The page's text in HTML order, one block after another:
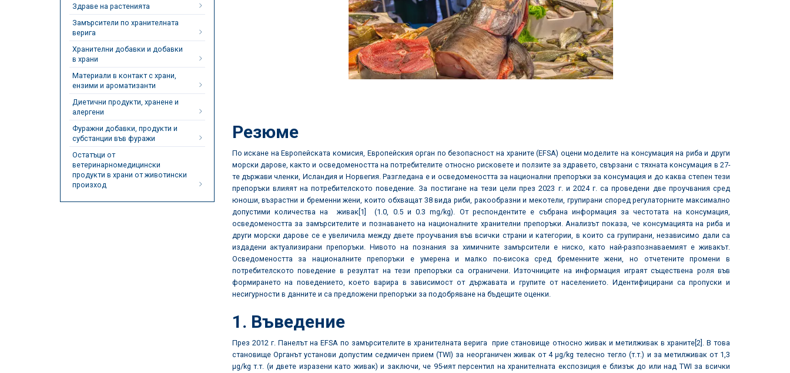
Здраве на растенията
Замърсители по хранителната
верига
Хранителни добавки и добавки
в храни
Материали в контакт с храни,
ензими и ароматизанти
Диетични продукти, хранене и
алергени
Фуражни добавки, продукти и
субстанции във фуражи
Остатъци от
ветеринарномедицински
продукти в храни от животински
произход
Резюме
По искане на Европейската комисия, Европейския орган по безопасност на храните (EFSA) оцени моделите на консумация на риба и други
морски дарове, както и осведомеността на потребителите относно рисковете и ползите за здравето, свързани с тяхната консумация в 27-
те държави членки, Исландия и Норвегия. Разгледана е и осведомеността за национални препоръки за консумация и до каква степен тези
препоръки влияят на потребителското поведение. За постигане на тези цели през 2023 г. и 2024 г. са проведени две проучвания сред
юноши, възрастни и бременни жени, които обхващат 38 вида риби, ракообразни и мекотели, групирани според регулаторните максимално
допустими количества на живак[1]
(1.0, 0.5 и 0.3 mg/kg). От респондентите е събрана информация за честотата на консумация,
осведомеността за замърсителите и познаването на националните хранителни препоръки. Анализът показа, че консумацията на риба и
други морски дарове се е увеличила между двете проучвания във всички страни и категории, в които са групирани, независимо дали са
издадени актуализирани препоръки. Нивото на познания за химичните замърсители е ниско, като най-разпознаваемият е живакът.
Осведомеността за националните препоръки е умерена и малко по-висока сред бременните жени, но отчетените промени в
потребителското поведение в резултат на тези препоръки са ограничени. Източниците на информация играят съществена роля във
формирането на поведението, което варира в зависимост от държавата и групите от населението. Идентифицирани са пропуски и
несигурности в данните и са предложени препоръки за подобряване на бъдещите оценки.
1. Въведение
През 2012 г. Панелът на EFSA по замърсителите в хранителната верига прие становище относно живак и метилживак в храните[2] . В това
становище Органът установи допустим седмичен прием (TWI) за неорганичен живак от 4 μg/kg телесно тегло (т.т.) и за метилживак от 1,3
μg/kg т.т. (и двете изразени като живак) и заключи, че 95-ият персентил на хранителната експозиция е близък до или над TWI за всички